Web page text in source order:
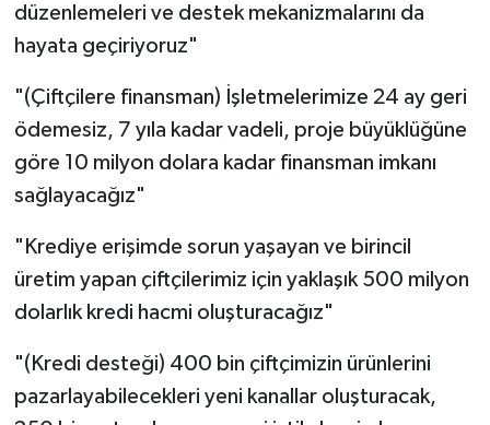
düzenlemeleri ve destek mekanizmalarını da
hayata geçiriyoruz"
"(Çiftçilere finansman) İşletmelerimize 24 ay geri
ödemesiz, 7 yıla kadar vadeli, proje büyüklüğüne
göre 10 milyon dolara kadar finansman imkanı
sağlayacağız"
"Krediye erişimde sorun yaşayan ve birincil
üretim yapan çiftçilerimiz için yaklaşık 500 milyon
dolarlık kredi hacmi oluşturacağız"
"(Kredi desteği) 400 bin çiftçimizin ürünlerini
pazarlayabilecekleri yeni kanallar oluşturacak,